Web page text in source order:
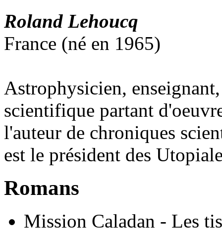
Roland Lehoucq
France (né en 1965)
Astrophysicien,
scientifique partant
l'auteur de chroniques
est le président des
Romans
Mission Caladan - Les